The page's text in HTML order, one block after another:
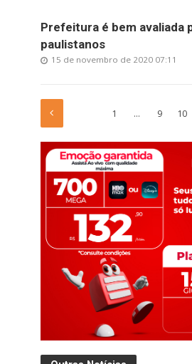
Prefeitura é bem avaliada
paulistanos
15 de novembro de 2020 07:11
1 … 9 10